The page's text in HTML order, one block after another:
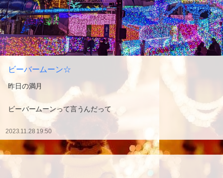
ビーバームーン☆
昨日の満月
ビーバームーンって言うんだって
2023.11.28 19:50